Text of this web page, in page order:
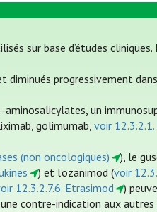
sur base d’études
diminués progressivement
un
golimumab,voir
(non oncologiques)
), le
) et l’ozanimod (voir
12.3.2.7.6. Etrasimod
)
contre-indication aux